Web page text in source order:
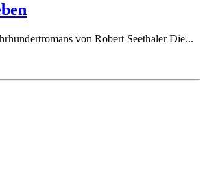
von Robert Seethaler Die...